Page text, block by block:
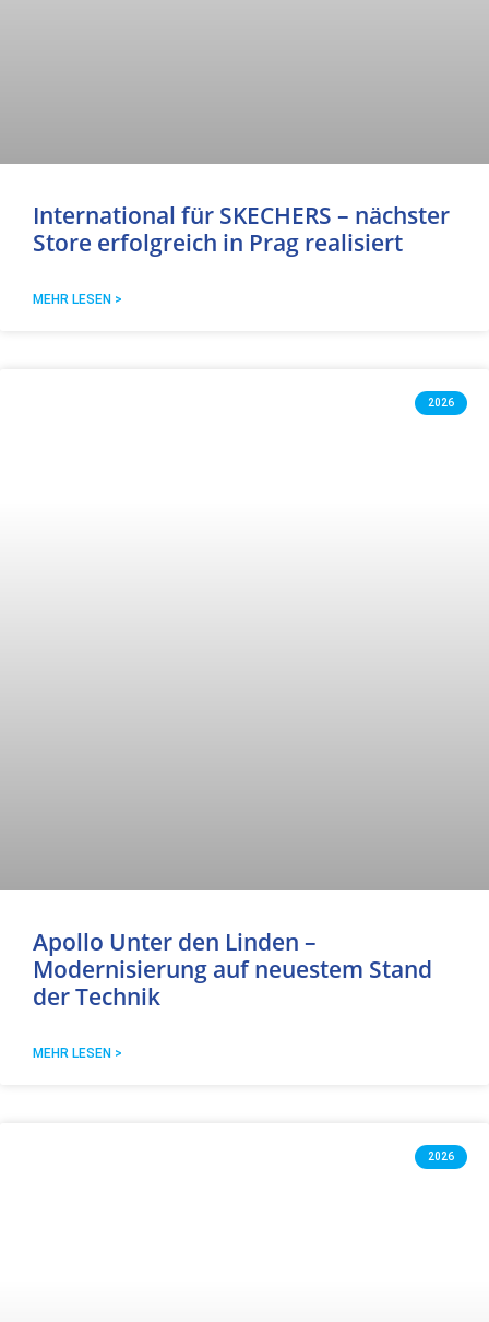
International für SKECHERS – nächster
Store erfolgreich in Prag realisiert
MEHR LESEN >
2026
Apollo Unter den Linden –
Modernisierung auf neuestem Stand
der Technik
MEHR LESEN >
2026